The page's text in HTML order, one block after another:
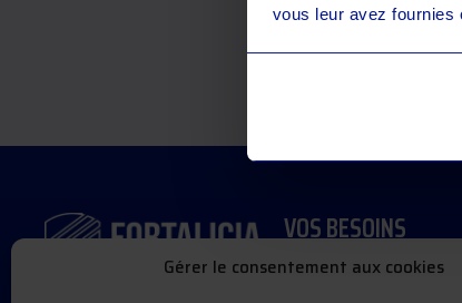
vous leur avez fournies
Gérer le consentement aux cookies
VOS BESOINS
Réagir face à une